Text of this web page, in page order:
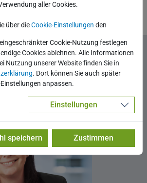
auf Ihren Kontakt!
Ihnen für Fragen und eine
zur Verfügung.
aller Cookies.
über dieCookie-Einstellungen den
Cookie-Nutzung festlegen
Cookies ablehnen. Alle Informationen
Nutzung unserer Website finden Sie in
. Dort können Sie auch später
anpassen.
Einstellungen
speichern Zustimmen